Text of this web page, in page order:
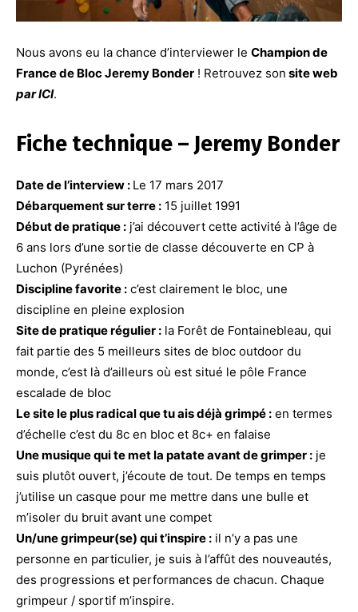
Nous avons eu la chance d’interviewer le Champion de
France de Bloc Jeremy Bonder ! Retrouvez son site web
par ICI.
Fiche technique – Jeremy Bonder
Date de l’interview : Le 17 mars 2017
Débarquement sur terre : 15 juillet 1991
Début de pratique : j’ai découvert cette activité à l’âge de
6 ans lors d’une sortie de classe découverte en CP à
Luchon (Pyrénées)
Discipline favorite : c’est clairement le bloc, une
discipline en pleine explosion
Site de pratique régulier : la Forêt de Fontainebleau, qui
fait partie des 5 meilleurs sites de bloc outdoor du
monde, c’est là d’ailleurs où est situé le pôle France
escalade de bloc
Le site le plus radical que tu ais déjà grimpé : en termes
d’échelle c’est du 8c en bloc et 8c+ en falaise
Une musique qui te met la patate avant de grimper : je
suis plutôt ouvert, j’écoute de tout. De temps en temps
j’utilise un casque pour me mettre dans une bulle et
m’isoler du bruit avant une compet
Un/une grimpeur(se) qui t’inspire : il n’y a pas une
personne en particulier, je suis à l’affût des nouveautés,
des progressions et performances de chacun. Chaque
grimpeur / sportif m’inspire.